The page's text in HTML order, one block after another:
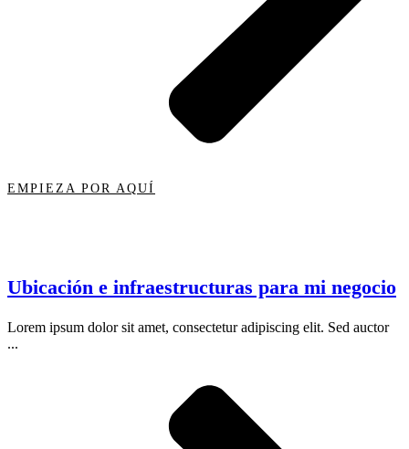
EMPIEZA POR AQUÍ
Ubicación e infraestructuras para mi negocio
Lorem ipsum dolor sit amet, consectetur adipiscing elit. Sed auctor
...